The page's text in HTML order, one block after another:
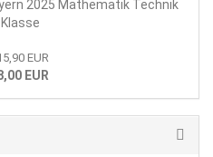
2025 Mathematik Technik
EUR
EUR